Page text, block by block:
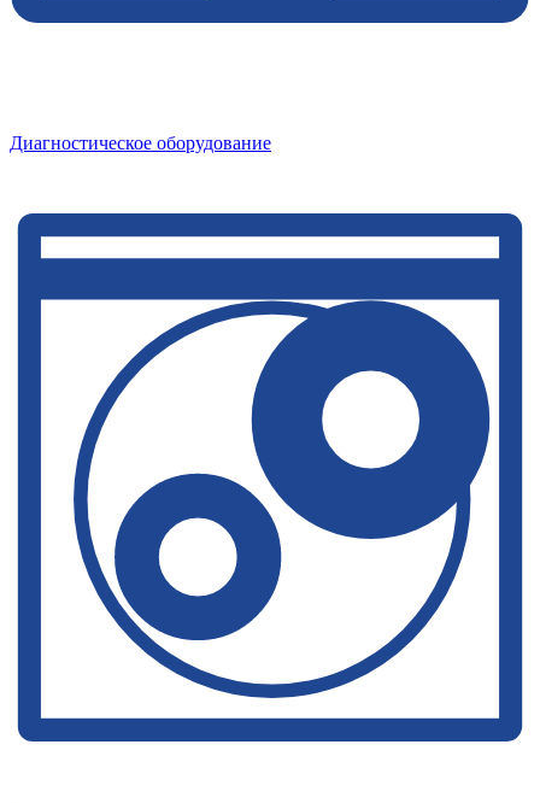
Диагностическое оборудование